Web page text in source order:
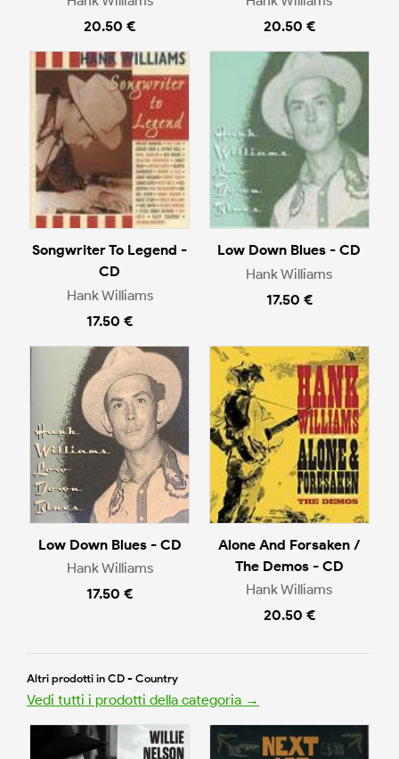
20.50 €
20.50 €
Songwriter To Legend -
CD
Hank Williams
17.50 €
Low Down Blues - CD
Hank Williams
17.50 €
Low Down Blues - CD
Hank Williams
17.50 €
Alone And Forsaken /
The Demos - CD
Hank Williams
20.50 €
Altri prodotti in CD - Country
Vedi tutti i prodotti della categoria →